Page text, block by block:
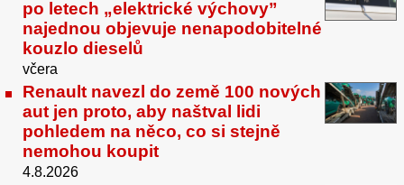
po letech „elektrické výchovy”
najednou objevuje nenapodobitelné
kouzlo dieselů
včera
Renault navezl do země 100 nových
aut jen proto, aby naštval lidi
pohledem na něco, co si stejně
nemohou koupit
4.8.2026